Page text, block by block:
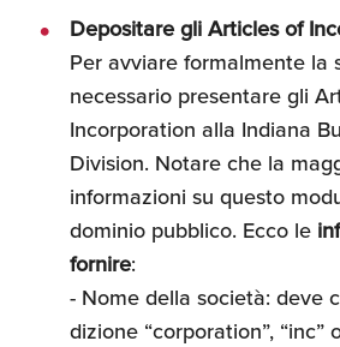
Depositare gli Articles of
Per avviare formalmente la
necessario presentare gli
Incorporation alla Indiana
Division. Notare che la
informazioni su questo
dominio pubblico. Ecco le
fornire:
- Nome della società: deve
dizione “corporation”, “inc”